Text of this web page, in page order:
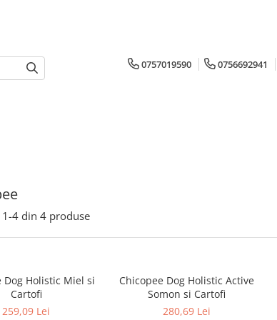
0757019590 0756692941
1-4 din 4 produse
Dog Holistic Miel si
Cartofi
259,09 Lei
Chicopee Dog Holistic Active
Somon si Cartofi
280,69 Lei